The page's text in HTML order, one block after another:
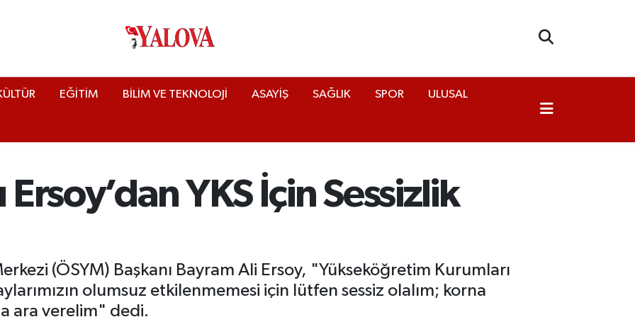
EĞİTİM BİLİM VE TEKNOLOJİ ASAYİŞ SAĞLIK SPOR ULUSAL
Ersoy’dan YKS İçin Sessizlik
(ÖSYM) Başkanı Bayram Ali Ersoy, "Yükseköğretim Kurumları
olumsuz etkilenmemesi için lütfen sessiz olalım; korna
ara verelim" dedi.